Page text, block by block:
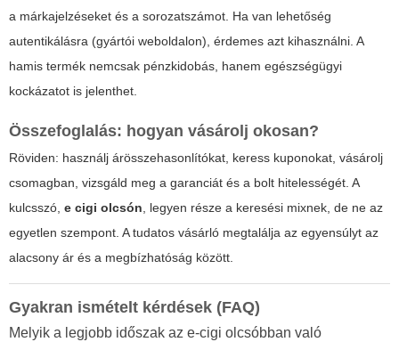
a márkajelzéseket és a sorozatszámot. Ha van lehetőség
autentikálásra (gyártói weboldalon), érdemes azt kihasználni. A
hamis termék nemcsak pénzkidobás, hanem egészségügyi
kockázatot is jelenthet.
Összefoglalás: hogyan vásárolj okosan?
Röviden: használj árösszehasonlítókat, keress kuponokat, vásárolj
csomagban, vizsgáld meg a garanciát és a bolt hitelességét. A
kulcsszó, e cigi olcsón, legyen része a keresési mixnek, de ne az
egyetlen szempont. A tudatos vásárló megtalálja az egyensúlyt az
alacsony ár és a megbízhatóság között.
Gyakran ismételt kérdések (FAQ)
Melyik a legjobb időszak az e-cigi olcsóbban való